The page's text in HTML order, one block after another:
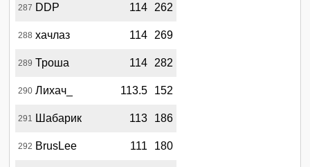
287 DDP 114 262
288 хачлаз 114 269
289 Троша 114 282
290 Лихач_ 113.5 152
291 Шабарик 113 186
292 BrusLee 111 180